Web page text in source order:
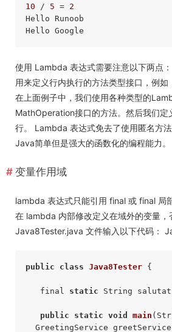
10 / 5 = 2
Hello
Runoob
Hello Google
使用 Lambda 表达式需要注意以下两点
用来定义行内执行的方法类型接口，例如
在上面例子中，我们使用各种类型的
MathOperation接口的方法。然后我们定
行。 Lambda 表达式免去了使用匿名方
Java简单但是强大的函数化的编程能力。
变量作用域
lambda 表达式只能引用 final 或 final 局
在 lambda 内部修改定义在域外的变量，
Java8Tester.java 文件输入以下代码：
public class Java8Tester {
   final
static String
public static void main
GreetingService